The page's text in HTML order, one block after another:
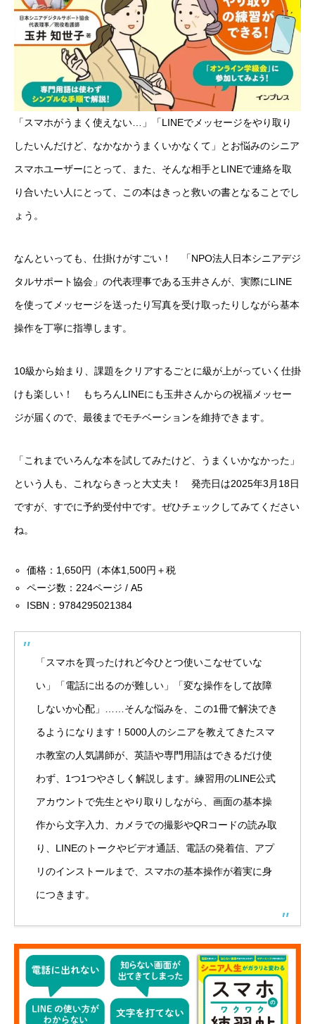
「スマホがうまく使えない…」「LINEでメッセージをやり取り
したいんだけど、なかなかうまくいかなくて」とお悩みのシニア
スマホユーザーにとって、また、そんな相手とLINEで連絡を取
り合いたい人にとって、この本はきっと救いの書となることでし
ょう。
なんといっても、仕掛けがすごい！ 「NPO法人日本シニアデジ
タルサポート協会」の代表理事である玉井さんが、実際にLINE
を使ってメッセージを送ったり写真を受け取ったりしながら基本
操作を丁寧に指導します。
10級から始まり、課題をクリアするごとに級が上がっていく仕掛
けも楽しい！ もちろんLINEにも玉井さんからの祝福メッセー
ジが届くので、最後までモチベーションを維持できます。
「これまでいろんな本を試してみたけど、うまくいかなかった」
という人も、これならきっと大丈夫！ 発売日は2025年3月18日
ですが、すでに予約受付中です。ぜひチェックしてみてください
ね。
価格：1,650円（本体1,500円＋税
ページ数：224ページ / A5
ISBN：9784295021384
「スマホを買ったけれど今ひとつ使いこなせていな
い」「電話に出るのが難しい」「変な操作をして故障
しないか心配」……そんな悩みを、この1冊で解決でき
るようになります！5000人のシニアを教えてきたスマ
ホ教室の人気講師が、英語や専門用語はできるだけ使
わず、1つ1つやさしく解説します。練習用のLINE公式
アカウントで先生とやり取りしながら、画面の基本操
作から文字入力、カメラでの撮影やQRコードの読み取
り、LINEのトークやビデオ通話、電話の発着信、アプ
リのインストールまで、スマホの基本操作が着実に身
につきます。